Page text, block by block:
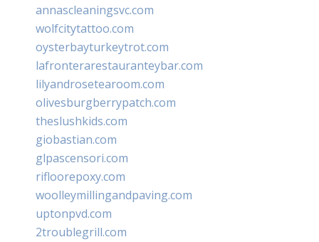
annascleaningsvc.com
wolfcitytattoo.com
oysterbayturkeytrot.com
lafronterarestauranteybar.com
lilyandrosetearoom.com
olivesburgberrypatch.com
theslushkids.com
giobastian.com
glpascensori.com
rifloorepoxy.com
woolleymillingandpaving.com
uptonpvd.com
2troublegrill.com